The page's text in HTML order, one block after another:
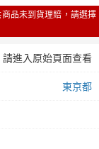
品未到貨理賠，請選擇
進入原始頁面查看
東京都